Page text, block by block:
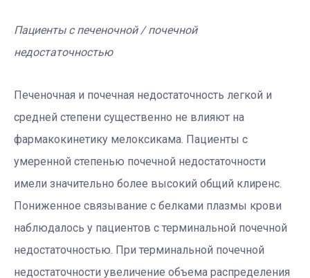
Пациенты с печеночной / почечной
недостаточностью
Печеночная и почечная недостаточность легкой и
средней степени существенно не влияют на
фармакокинетику мелоксикама. Пациенты с
умеренной степенью почечной недостаточности
имели значительно более высокий общий клиренс.
Пониженное связывание с белками плазмы крови
наблюдалось у пациентов с терминальной почечной
недостаточностью. При терминальной почечной
недостаточности увеличение объема распределения